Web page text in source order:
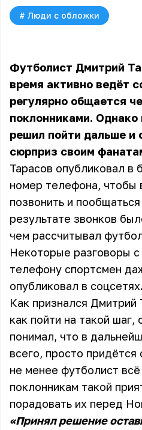
# Люди с обложки
Футболист Дмитрий
время активно ведёт
регулярно общается
поклонниками. Однако
решил пойти дальше и
сюрприз своим
Тарасов опубликовал в
номер телефона,
позвонить и
результате звонков
чем рассчитывал
Некоторые разговоры
телефону спортсмен
опубликовал в соцсетях.
Как признался Дмитрий
как пойти на такой шаг,
понимал, что в
всего, просто
не менее футболист
поклонникам такой
порадовать их перед
«Принял решение